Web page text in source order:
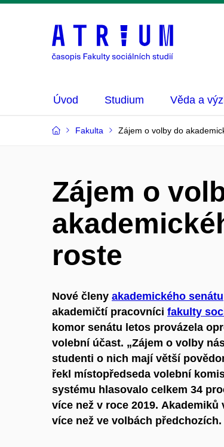
Úvod Studium Věda a
Fakulta Zájem o volby do
Zájem o
roste
Nové členy akademického senátu
akademičtí pracovníci fakulty
komor senátu letos provázela
volební účast. „Zájem o volby
studenti o nich mají větší
řekl místopředseda volební
systému hlasovalo celkem 34
více než v roce 2019. Akademiků
více než ve volbách předchozích.